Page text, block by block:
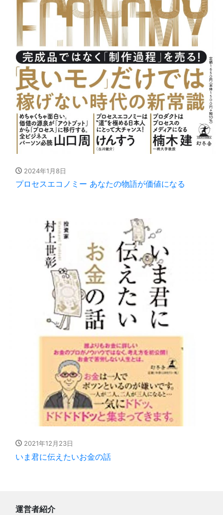
2024年1月8日
プロセスエコノミー あなたの物語が価値になる
2021年12月23日
いま君に伝えたいお金の話
運営者紹介